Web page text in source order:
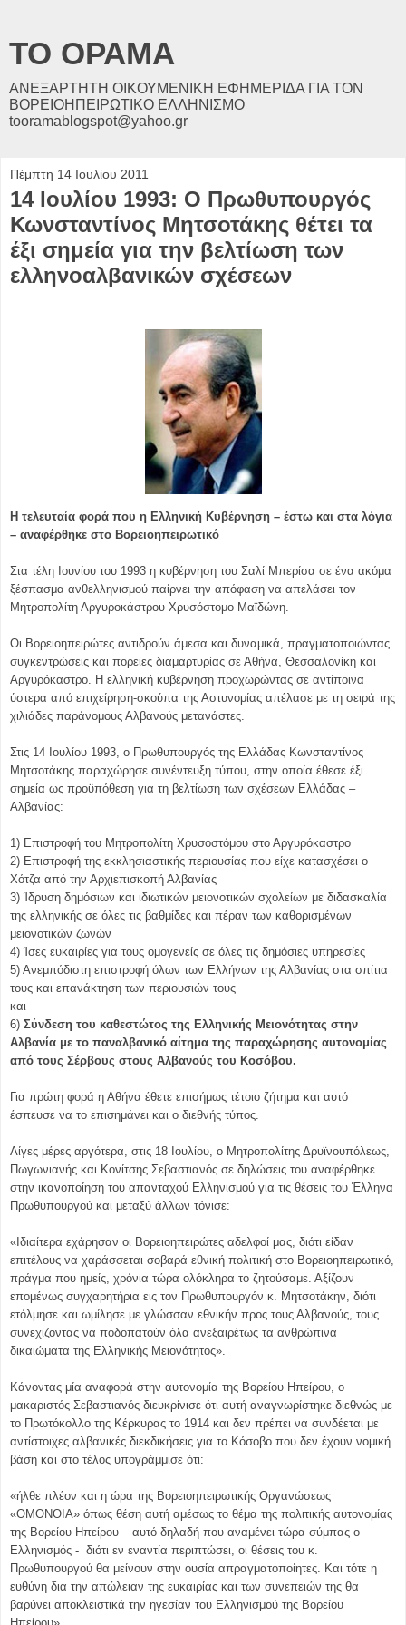
ΤΟ ΟΡΑΜΑ
ΑΝΕΞΑΡΤΗΤΗ ΟΙΚΟΥΜΕΝΙΚΗ ΕΦΗΜΕΡΙΔΑ ΓΙΑ ΤΟΝ
ΒΟΡΕΙΟΗΠΕΙΡΩΤΙΚΟ ΕΛΛΗΝΙΣΜΟ
tooramablogspot@yahoo.gr
Πέμπτη 14 Ιουλίου 2011
14 Ιουλίου 1993: Ο Πρωθυπουργός
Κωνσταντίνος Μητσοτάκης θέτει τα
έξι σημεία για την βελτίωση των
ελληνοαλβανικών σχέσεων
Η τελευταία φορά που η Ελληνική Κυβέρνηση – έστω και στα λόγια
– αναφέρθηκε στο Βορειοηπειρωτικό
Στα τέλη Ιουνίου του 1993 η κυβέρνηση του Σαλί Μπερίσα σε ένα ακόμα
ξέσπασμα ανθελληνισμού παίρνει την απόφαση να απελάσει τον
Μητροπολίτη Αργυροκάστρου Χρυσόστομο Μαϊδώνη.
Οι Βορειοηπειρώτες αντιδρούν άμεσα και δυναμικά, πραγματοποιώντας
συγκεντρώσεις και πορείες διαμαρτυρίας σε Αθήνα, Θεσσαλονίκη και
Αργυρόκαστρο. Η ελληνική κυβέρνηση προχωρώντας σε αντίποινα
ύστερα από επιχείρηση-σκούπα της Αστυνομίας απέλασε με τη σειρά της
χιλιάδες παράνομους Αλβανούς μετανάστες.
Στις 14 Ιουλίου 1993, ο Πρωθυπουργός της Ελλάδας Κωνσταντίνος
Μητσοτάκης παραχώρησε συνέντευξη τύπου, στην οποία έθεσε έξι
σημεία ως προϋπόθεση για τη βελτίωση των σχέσεων Ελλάδας –
Αλβανίας:
1) Επιστροφή του Mητροπολίτη Χρυσοστόμου στο Αργυρόκαστρο
2) Επιστροφή της εκκλησιαστικής περιουσίας που είχε κατασχέσει ο
Χότζα από την Αρχιεπισκοπή Αλβανίας
3) Ίδρυση δημόσιων και ιδιωτικών μειονοτικών σχολείων με διδασκαλία
της ελληνικής σε όλες τις βαθμίδες και πέραν των καθορισμένων
μειονοτικών ζωνών
4) Ίσες ευκαιρίες για τους ομογενείς σε όλες τις δημόσιες υπηρεσίες
5) Ανεμπόδιστη επιστροφή όλων των Ελλήνων της Αλβανίας στα σπίτια
τους και επανάκτηση των περιουσιών τους
και
6) Σύνδεση του καθεστώτος της Ελληνικής Μειονότητας στην
Αλβανία με το παναλβανικό αίτημα της παραχώρησης αυτονομίας
από τους Σέρβους στους Αλβανούς του Κοσόβου.
Για πρώτη φορά η Αθήνα έθετε επισήμως τέτοιο ζήτημα και αυτό
έσπευσε να το επισημάνει και ο διεθνής τύπος.
Λίγες μέρες αργότερα, στις 18 Ιουλίου, ο Μητροπολίτης Δρυϊνουπόλεως,
Πωγωνιανής και Κονίτσης Σεβαστιανός σε δηλώσεις του αναφέρθηκε
στην ικανοποίηση του απανταχού Ελληνισμού για τις θέσεις του Έλληνα
Πρωθυπουργού και μεταξύ άλλων τόνισε:
«Ιδιαίτερα εχάρησαν οι Βορειοηπειρώτες αδελφοί μας, διότι είδαν
επιτέλους να χαράσσεται σοβαρά εθνική πολιτική στο Βορειοηπειρωτικό,
πράγμα που ημείς, χρόνια τώρα ολόκληρα το ζητούσαμε. Αξίζουν
επομένως συγχαρητήρια εις τον Πρωθυπουργόν κ. Μητσοτάκην, διότι
ετόλμησε και ωμίλησε με γλώσσαν εθνικήν προς τους Αλβανούς, τους
συνεχίζοντας να ποδοπατούν όλα ανεξαιρέτως τα ανθρώπινα
δικαιώματα της Ελληνικής Μειονότητος».
Κάνοντας μία αναφορά στην αυτονομία της Βορείου Ηπείρου, ο
μακαριστός Σεβαστιανός διευκρίνισε ότι αυτή αναγνωρίστηκε διεθνώς με
το Πρωτόκολλο της Κέρκυρας το 1914 και δεν πρέπει να συνδέεται με
αντίστοιχες αλβανικές διεκδικήσεις για το Κόσοβο που δεν έχουν νομική
βάση και στο τέλος υπογράμμισε ότι:
«ήλθε πλέον και η ώρα της Βορειοηπειρωτικής Οργανώσεως
«ΟΜΟΝΟΙΑ» όπως θέση αυτή αμέσως το θέμα της πολιτικής αυτονομίας
της Βορείου Ηπείρου – αυτό δηλαδή που αναμένει τώρα σύμπας ο
Ελληνισμός - διότι εν εναντία περιπτώσει, οι θέσεις του κ.
Πρωθυπουργού θα μείνουν στην ουσία απραγματοποίητες. Και τότε η
ευθύνη δια την απώλειαν της ευκαιρίας και των συνεπειών της θα
βαρύνει αποκλειστικά την ηγεσίαν του Ελληνισμού της Βορείου